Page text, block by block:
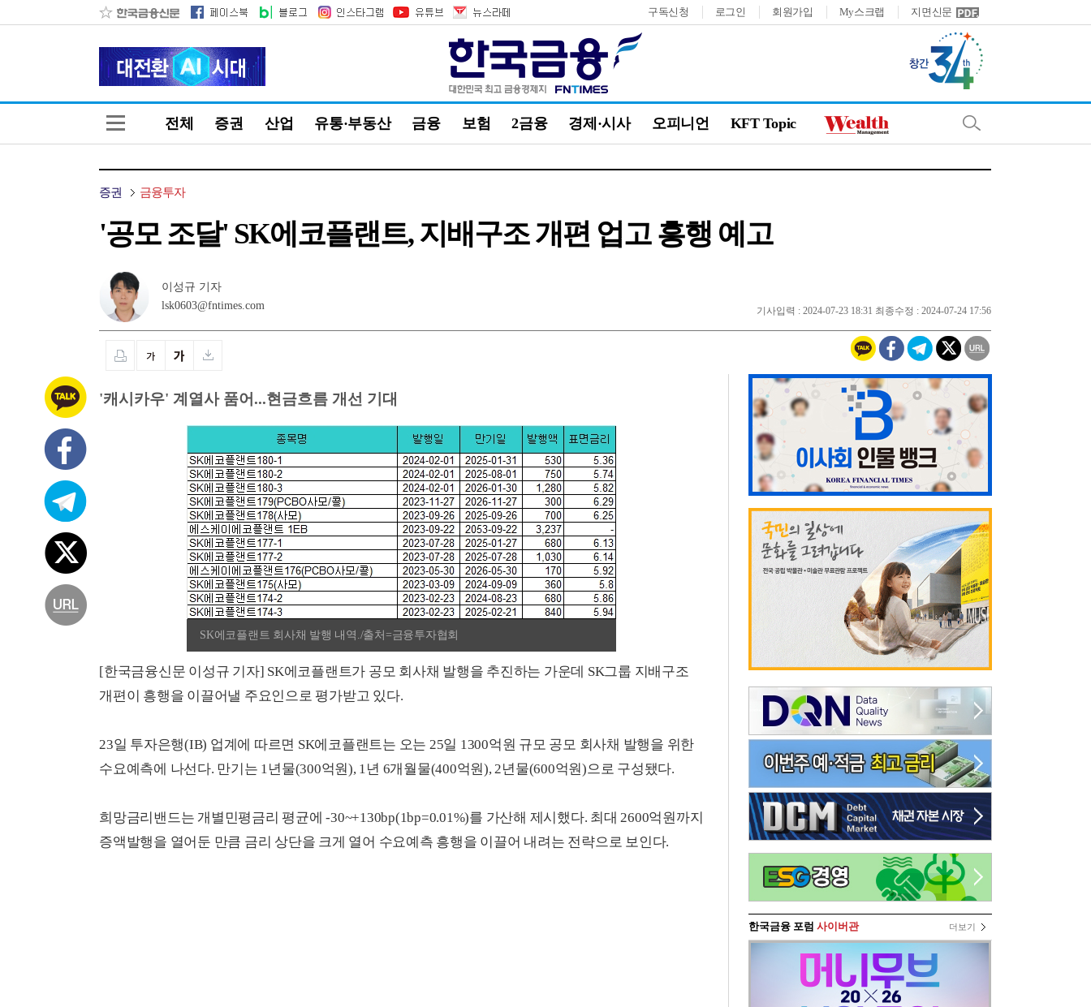
구독신청 로그인 회원가입 My스크랩 지면신문
전체 증권 산업 유통·부동산 금융 보험 2금융 경제·시사 오피니언 KFT Topic
증권 금융투자
'공모 조달' SK에코플랜트, 지배구조 개편 업고 흥행 예고
이성규 기자
lsk0603@fntimes.com
기사입력 : 2024-07-23 18:31 최종수정 : 2024-07-24 17:56
'캐시카우' 계열사 품어...현금흐름 개선 기대
SK에코플랜트 회사채 발행 내역./출처=금융투자협회
[한국금융신문 이성규 기자] SK에코플랜트가 공모 회사채 발행을 추진하는 가운데 SK그룹 지배구조
개편이 흥행을 이끌어낼 주요인으로 평가받고 있다.
23일 투자은행(IB) 업계에 따르면 SK에코플랜트는 오는 25일 1300억원 규모 공모 회사채 발행을 위한
수요예측에 나선다. 만기는 1년물(300억원), 1년 6개월물(400억원), 2년물(600억원)으로 구성됐다.
희망금리밴드는 개별민평금리 평균에 -30~+130bp(1bp=0.01%)를 가산해 제시했다. 최대 2600억원까지
증액발행을 열어둔 만큼 금리 상단을 크게 열어 수요예측 흥행을 이끌어 내려는 전략으로 보인다.
한국금융 포럼 사이버관 더보기